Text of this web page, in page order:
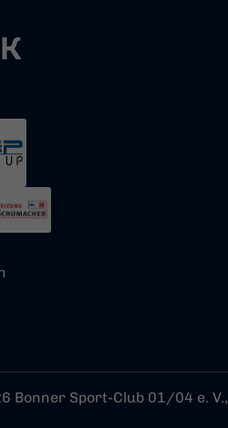
Bonner Sport-Club 01/04 e. V.,